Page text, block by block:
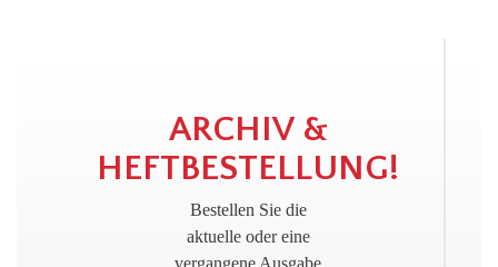
ARCHIV &
HEFTBESTELLUNG!
Bestellen Sie die
aktuelle oder eine
vergangene Ausgabe